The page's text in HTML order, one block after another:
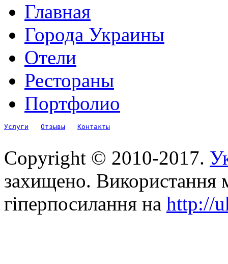
Главная
Города Украины
Отели
Рестораны
Портфолио
Услуги Отзывы Контакты
Copyright © 2010-2017.
захищено. Використання
гіперпосилання на http://